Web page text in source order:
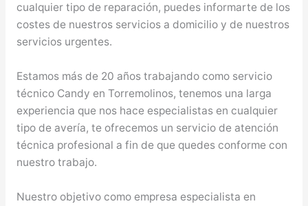
cualquier tipo de reparación, puedes informarte de los
costes de nuestros servicios a domicilio y de nuestros
servicios urgentes.
Estamos más de 20 años trabajando como servicio
técnico Candy en Torremolinos, tenemos una larga
experiencia que nos hace especialistas en cualquier
tipo de avería, te ofrecemos un servicio de atención
técnica profesional a fin de que quedes conforme con
nuestro trabajo.
Nuestro objetivo como empresa especialista en